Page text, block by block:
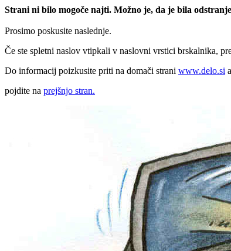
Strani ni bilo mogoče najti. Možno je, da je bila
Prosimo poskusite naslednje.
Če ste spletni naslov vtipkali v naslovni vrstici brskalnika,
Do informacij poizkusite priti na domači strani www.delo.si
pojdite na prejšnjo stran.